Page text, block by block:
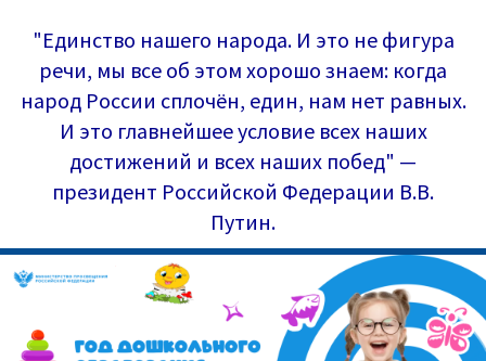
"Единство нашего народа. И это не фигура
речи, мы все об этом хорошо знаем: когда
народ России сплочён, един, нам нет равных.
И это главнейшее условие всех наших
достижений и всех наших побед" —
президент Российской Федерации В.В.
Путин.